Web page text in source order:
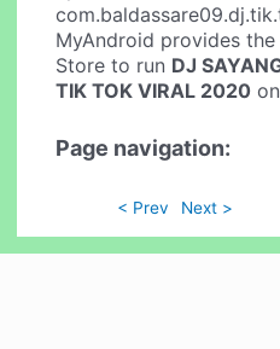
MyAndroid provides
Store to run DJ
TIK TOK VIRAL 2020
Page navigation:
< Prev Next >